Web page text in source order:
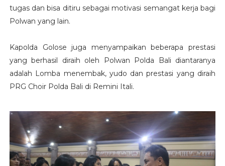
tugas dan bisa ditiru sebagai motivasi semangat kerja bagi
Polwan yang lain.
Kapolda Golose juga menyampaikan beberapa prestasi
yang berhasil diraih oleh Polwan Polda Bali diantaranya
adalah Lomba menembak, yudo dan prestasi yang diraih
PRG Choir Polda Bali di Remini Itali.